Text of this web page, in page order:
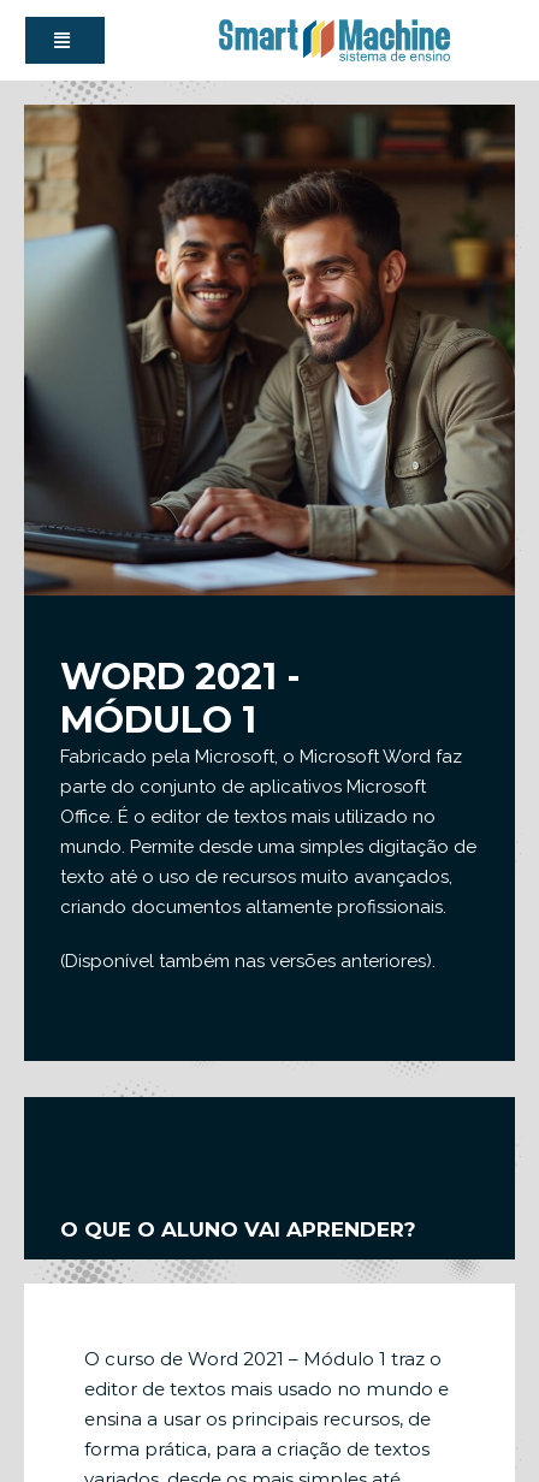
WORD 2021 -
MÓDULO 1
Fabricado pela Microsoft, o Microsoft Word faz
parte do conjunto de aplicativos Microsoft
Office. É o editor de textos mais utilizado no
mundo. Permite desde uma simples digitação de
texto até o uso de recursos muito avançados,
criando documentos altamente profissionais.
(Disponível também nas versões anteriores).
O QUE O ALUNO VAI APRENDER?
O curso de Word 2021 – Módulo 1 traz o
editor de textos mais usado no mundo e
ensina a usar os principais recursos, de
forma prática, para a criação de textos